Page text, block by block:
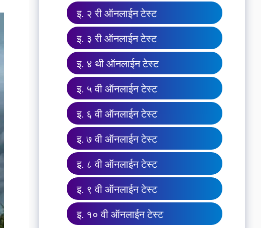
इ. २ री ऑनलाईन टेस्ट
इ. ३ री ऑनलाईन टेस्ट
इ. ४ थी ऑनलाईन टेस्ट
इ. ५ वी ऑनलाईन टेस्ट
इ. ६ वी ऑनलाईन टेस्ट
इ. ७ वी ऑनलाईन टेस्ट
इ. ८ वी ऑनलाईन टेस्ट
इ. ९ वी ऑनलाईन टेस्ट
इ. १० वी ऑनलाईन टेस्ट